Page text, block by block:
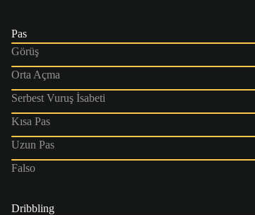
Pas
Görüş
Orta Açma
Serbest Vuruş İsabeti
Kısa Pas
Uzun Pas
Falso
Dribbling